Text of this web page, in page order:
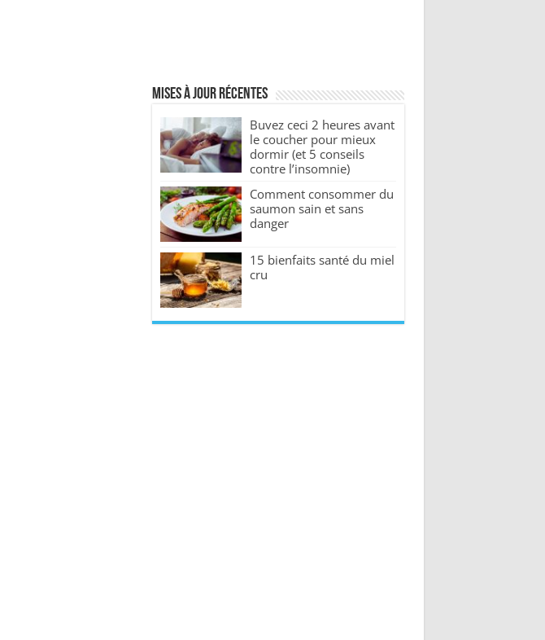
Mises à jour récentes
Buvez ceci 2 heures avant
le coucher pour mieux
dormir (et 5 conseils
contre l’insomnie)
Comment consommer du
saumon sain et sans
danger
15 bienfaits santé du miel
cru